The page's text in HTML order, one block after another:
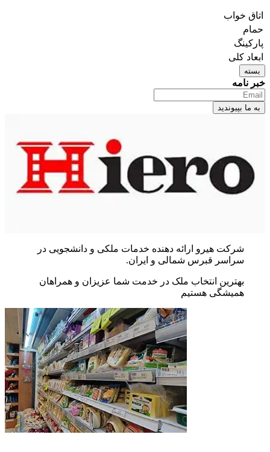
اتاق خواب
حمام
پارکینگ
ابعاد کلی
بسته
خبر نامه
شرکت هیرو ارائه دهنده خدمات ملکی و دانشجویی در
سراسر قبرس شمالی و ایران.
بهترین انتخاب ملک در خدمت شما عزیزان و همراهان
همیشگی هستیم